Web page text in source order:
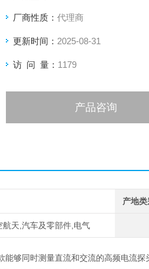
厂商性质： 代理商
更新时间： 2025-08-31
访 问 量： 1179
产品咨询
产地类
天,汽车及零部件,电气
能够同时测量直流和交流的高频电流